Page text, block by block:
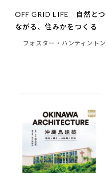
OFF GRID LIFE 自然とつ
ながる、住みかをつくる
フォスター・ハンティントン